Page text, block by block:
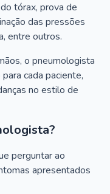
tórax, prova de
das pressões
entre outros.
o pneumologista
cada paciente,
no estilo de
perguntar ao
apresentados